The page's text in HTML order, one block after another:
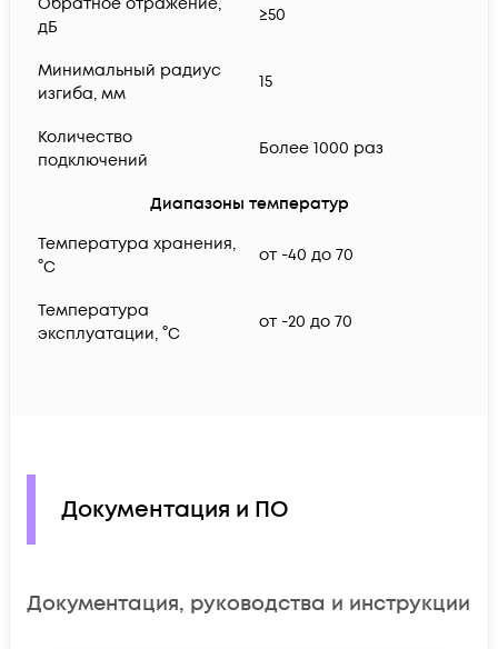
дБ
≥50
Минимальный радиус
изгиба, мм
15
Количество
подключений
Более 1000 раз
Диапазоны температур
Температура хранения,
°C
от -40 до 70
Температура
эксплуатации, °C
от -20 до 70
Документация и ПО
Документация, руководства и инструкции